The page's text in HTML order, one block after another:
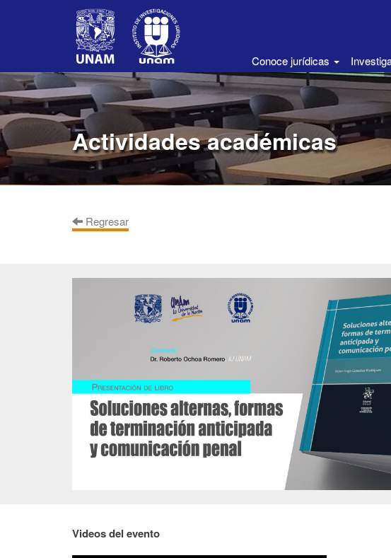
Conoce jurídicas
Actividades académicas
Regresar
Videos del evento